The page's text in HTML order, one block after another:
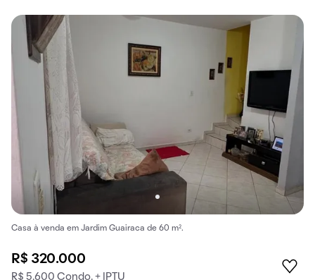
Casa à venda em Jardim Guairaca de 60 m².
R$ 320.000
R$ 5.600 Condo. + IPTU